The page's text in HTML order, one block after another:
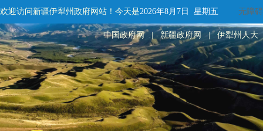
欢迎访问新疆伊犁州政府网站！ 今天是2026年8月7日 星期五 无障碍
中国政府网 | 新疆政府网 | 伊犁州人大